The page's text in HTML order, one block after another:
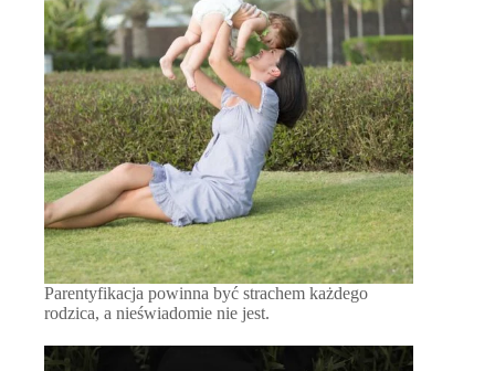
Parentyfikacja powinna być strachem każdego
rodzica, a nieświadomie nie jest.